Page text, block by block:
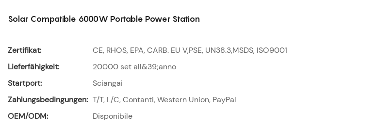
Solar Compatible 6000W Portable Power Station
Zertifikat:
CE, RHOS, EPA, CARB. EU V,PSE, UN38.3,MSDS, ISO9001
Lieferfähigkeit:
20000 set all&39;anno
Startport:
Sciangai
Zahlungsbedingungen: T/T, L/C, Contanti, Western Union, PayPal
OEM/ODM:
Disponibile